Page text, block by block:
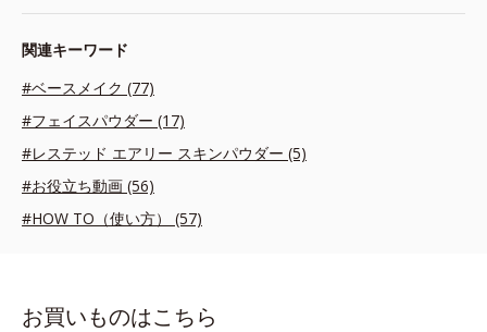
関連キーワード
#ベースメイク (77)
#フェイスパウダー (17)
#レステッド エアリー スキンパウダー (5)
#お役立ち動画 (56)
#HOW TO（使い方） (57)
お買いものはこちら